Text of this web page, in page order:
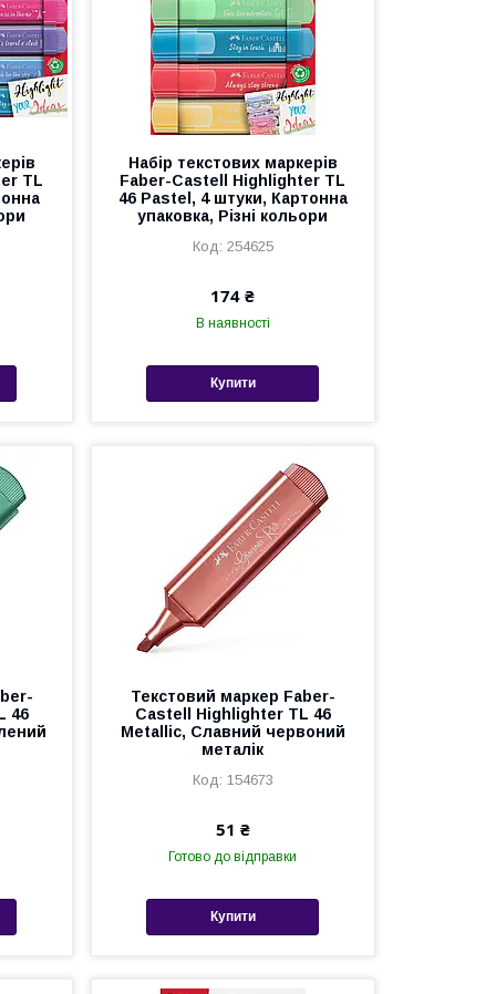
TL
Набір текстових маркерів
Faber-Castell Highlighter TL
46 Pastel, 4 штуки, Картонна
упаковка, Різні кольори
254625
174 ₴
В наявності
Купити
46
Текстовий маркер Faber-
Castell Highlighter TL 46
Metallic, Славний червоний
металік
154673
51 ₴
Готово до відправки
Купити